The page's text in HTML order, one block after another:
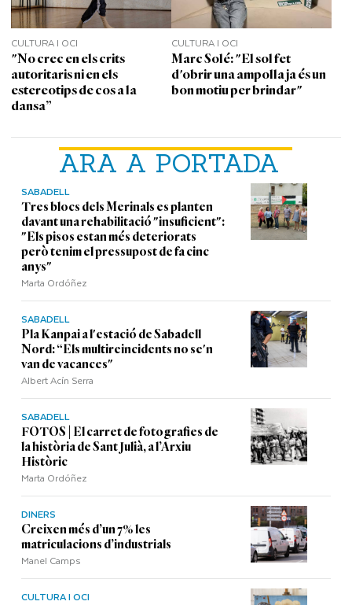
ARA A PORTADA
SABADELL
Tres blocs dels Merinals es planten
davant una rehabilitació "insuficient":
"Els pisos estan més deteriorats
però tenim el pressupost de fa cinc
anys"
Marta Ordóñez
SABADELL
Pla Kanpai a l'estació de Sabadell
Nord: “Els multireincidents no se'n
van de vacances"
Albert Acín Serra
SABADELL
FOTOS | El carret de fotografies de
la història de Sant Julià, a l’Arxiu
Històric
Marta Ordóñez
DINERS
Creixen més d’un 7% les
matriculacions d’industrials
Manel Camps
CULTURA I OCI
CULTURA I OCI
"No crec en els crits
autoritaris ni en els
estereotips de cos a la
dansa”
CULTURA I OCI
Marc Solé: "El sol fet
d'obrir una ampolla ja és un
bon motiu per brindar"